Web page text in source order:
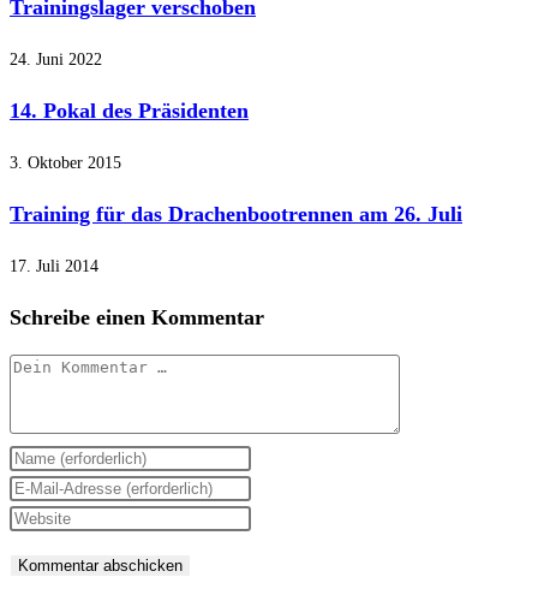
Trainingslager verschoben
24. Juni 2022
14. Pokal des Präsidenten
3. Oktober 2015
Training für das Drachenbootrennen am 26. Juli
17. Juli 2014
Schreibe einen Kommentar
Kommentar
Gib
deinen
Namen
Benutzernamen
Gib
deine
Mail-
Gib
Website-